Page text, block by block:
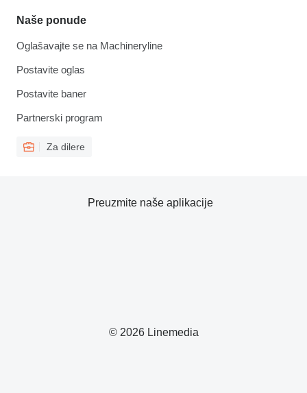
Naše ponude
Oglašavajte se na Machineryline
Postavite oglas
Postavite baner
Partnerski program
Za dilere
© 2026 Linemedia
Preuzmite naše aplikacije